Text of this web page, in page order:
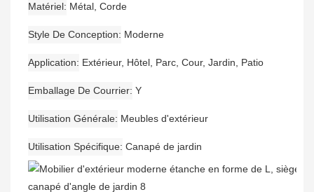
Matériel Métal, Corde
Style De Conception Moderne
Application Extérieur, Hôtel, Parc, Cour, Jardin, Patio
Emballage De Courrier Y
Utilisation Générale Meubles d'extérieur
Utilisation Spécifique Canapé de jardin